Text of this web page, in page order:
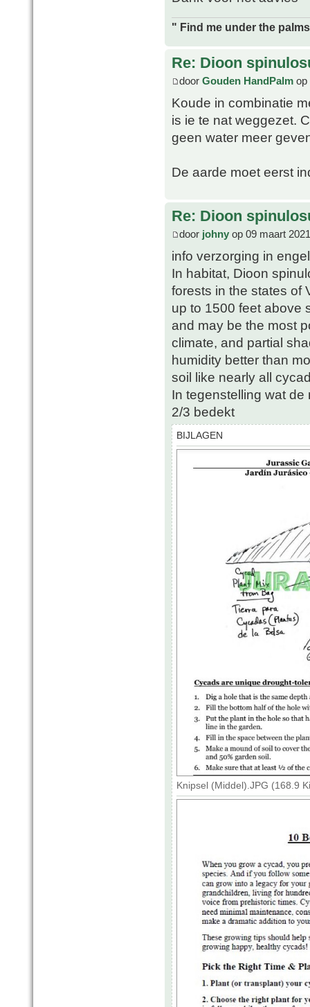
" Find me under the
Re: Dioon
door Gouden HandPalm op
Koude in combinatie
is ie te nat weggezet.
geen water meer
De aarde moet eerst
Re: Dioon
door johny op 09 maart
info verzorging in
In habitat, Dioon
forests in the states of
up to 1500 feet above
and may be the most
climate, and partial
humidity better than
soil like nearly all
In tegenstelling wat
2/3 bedekt
BIJLAGEN
Knipsel (Middel).JPG (168.9